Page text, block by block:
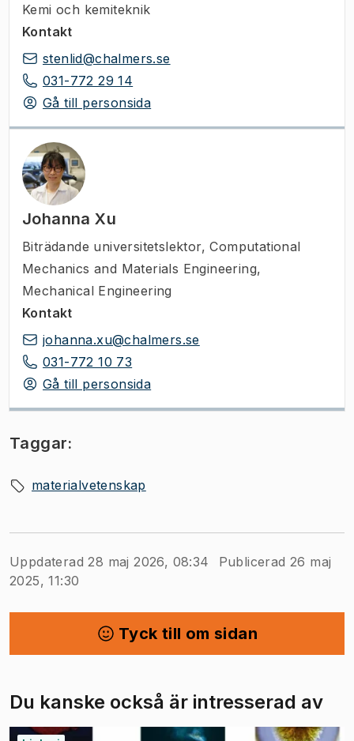
Kemi och kemiteknik
Kontakt
stenlid@chalmers.se
031-772 29 14
Gå till personsida
Johanna Xu
Biträdande universitetslektor, Computational
Mechanics and Materials Engineering,
Mechanical Engineering
Kontakt
johanna.xu@chalmers.se
031-772 10 73
Gå till personsida
Taggar:
materialvetenskap
Uppdaterad 28 maj 2026, 08:34
Publicerad 26 maj
2025, 11:30
Tyck till om sidan
Du kanske också är intresserad av